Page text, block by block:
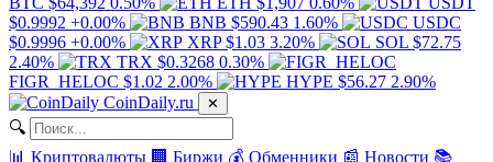
$0.9992 +0.00% BNB $590.43 1.60%
USDC
$0.9996 +0.00% XRP $1.03 3.20% SOL $72.75
2.40%
TRX $0.3268 0.30%
FIGR_HELOC $1.02 2.00% HYPE $56.27 2.90%
CoinDaily.ru ✕
🔍
📊 Криптовалюты 🏢 Биржи 💰 Обменники 📰 Новости 📚